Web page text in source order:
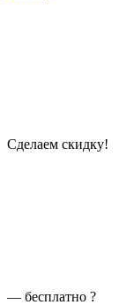
Сделаем скидку!
— бесплатно ?